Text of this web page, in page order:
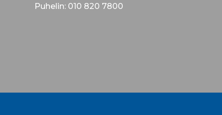
Puhelin: 010 820 7800